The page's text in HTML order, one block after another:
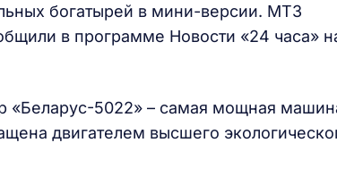
богатырей в мини-версии. МТЗ
в программе Новости «24 часа»
«Беларус-5022» – самая мощная
двигателем высшего